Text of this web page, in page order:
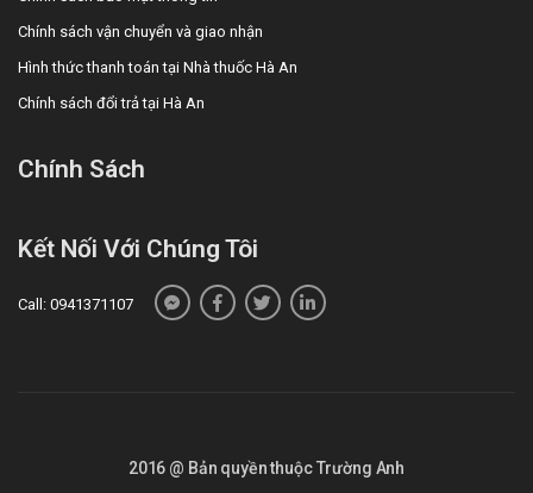
Chính sách vận chuyển và giao nhận
Hình thức thanh toán tại Nhà thuốc Hà An
Chính sách đổi trả tại Hà An
Chính Sách
Kết Nối Với Chúng Tôi
Call: 0941371107
2016 @ Bản quyền thuộc Trường Anh